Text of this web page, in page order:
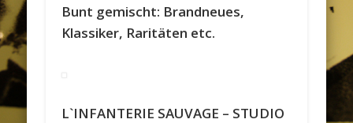
Bunt gemischt: Brandneues,
Klassiker, Raritäten etc.
L`INFANTERIE SAUVAGE – STUDIO